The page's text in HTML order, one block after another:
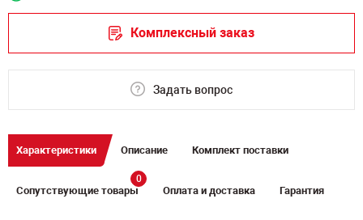
Комплексный заказ
Задать вопрос
Характеристики Описание Комплект поставки
Сопутствующие товары
0
Оплата и доставка Гарантия